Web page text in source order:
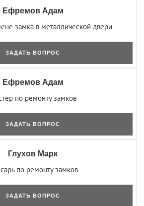
Ефремов Адам
замка в металлической двери
ЗАДАТЬ ВОПРОС
Ефремов Адам
по ремонту замков
ЗАДАТЬ ВОПРОС
Глухов Марк
по ремонту замков
ЗАДАТЬ ВОПРОС